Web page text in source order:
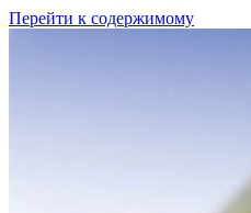
Перейти к содержимому